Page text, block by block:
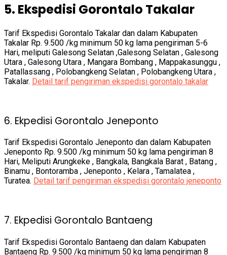
5. Ekspedisi Gorontalo Takalar
Tarif Ekspedisi Gorontalo Takalar dan dalam Kabupaten
Takalar Rp. 9.500 /kg minimum 50 kg lama pengiriman 5-6
Hari, meliputi Galesong Selatan ,Galesong Selatan , Galesong
Utara , Galesong Utara , Mangara Bombang , Mappakasunggu ,
Patallassang , Polobangkeng Selatan , Polobangkeng Utara ,
Takalar. Detail tarif pengiriman ekspedisi gorontalo takalar
6. Ekpedisi Gorontalo Jeneponto
Tarif Ekspedisi Gorontalo Jeneponto dan dalam Kabupaten
Jeneponto Rp. 9.500 /kg minimum 50 kg lama pengiriman 8
Hari, Meliputi Arungkeke , Bangkala, Bangkala Barat , Batang ,
Binamu , Bontoramba , Jeneponto , Kelara , Tamalatea ,
Turatea. Detail tarif pengiriman ekspedisi gorontalo jeneponto
7. Ekpedisi Gorontalo Bantaeng
Tarif Ekspedisi Gorontalo Bantaeng dan dalam Kabupaten
Bantaeng Rp. 9.500 /kg minimum 50 kg lama pengiriman 8